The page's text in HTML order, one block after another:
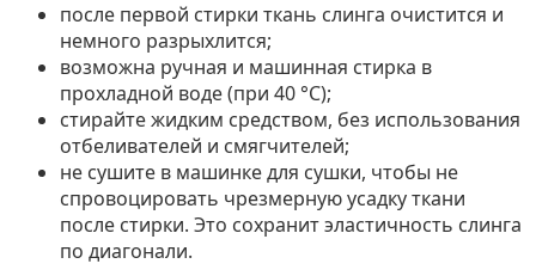
после первой стирки ткань слинга очистится и
немного разрыхлится;
возможна ручная и машинная стирка в
прохладной воде (при 40 °С);
стирайте жидким средством, без использования
отбеливателей и смягчителей;
не сушите в машинке для сушки, чтобы не
спровоцировать чрезмерную усадку ткани
после стирки. Это сохранит эластичность слинга
по диагонали.